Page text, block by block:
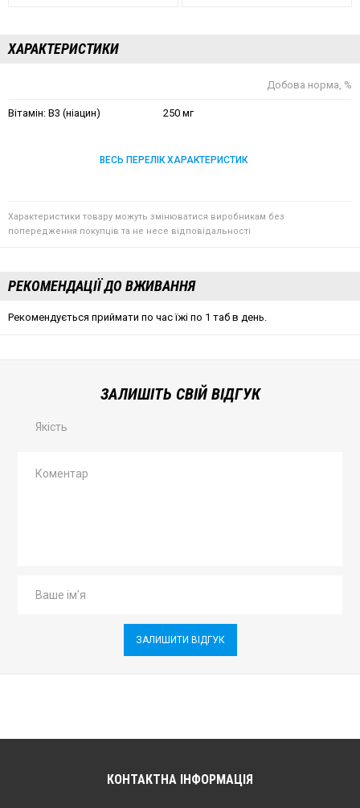
ХАРАКТЕРИСТИКИ
Добова норма, %
Вітамін: B3 (ніацин) 250 мг
ВЕСЬ ПЕРЕЛІК ХАРАКТЕРИСТИК
Характеристики товару можуть змінюватися виробникам без
попередження покупців та не несе відповідальності
РЕКОМЕНДАЦІЇ ДО ВЖИВАННЯ
Рекомендується приймати по час їжі по 1 таб в день.
ЗАЛИШІТЬ СВІЙ ВІДГУК
Якість
ЗАЛИШИТИ ВІДГУК
КОНТАКТНА ІНФОРМАЦІЯ